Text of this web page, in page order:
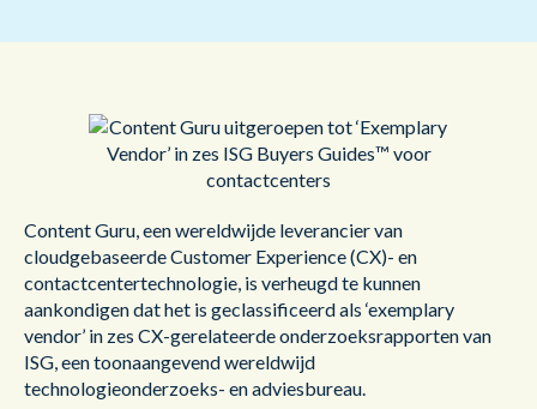
Content Guru, een wereldwijde leverancier van
cloudgebaseerde Customer Experience (CX)- en
contactcentertechnologie, is verheugd te kunnen
aankondigen dat het is geclassificeerd als ‘exemplary
vendor’ in zes CX-gerelateerde onderzoeksrapporten van
ISG, een toonaangevend wereldwijd
technologieonderzoeks- en adviesbureau.